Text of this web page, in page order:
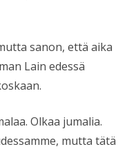
sanon, että aika
Lain edessä
Olkaa jumalia.
mutta tätä